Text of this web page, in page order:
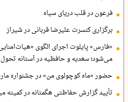
فرعون در قلب دریای سیاه
برگزاری کنسرت علیرضا قربانی در شیراز
«فارس» پایلوت اجرای الگوی
می‌شود؛ سعدیه و حافظیه در آستانه
حضور «ماه کوچولوی من» در جشنواره
تأیید گزارش حفاظتی هگمتانه در کمیته